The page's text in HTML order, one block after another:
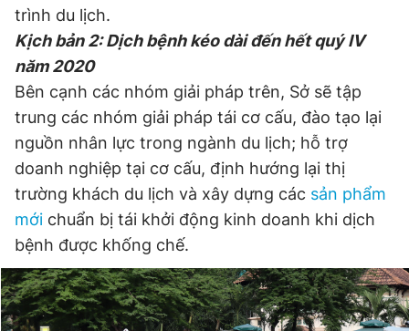
trình du lịch.
Kịch bản 2: Dịch bệnh kéo dài đến hết quý IV
năm 2020
Bên cạnh các nhóm giải pháp trên, Sở sẽ tập
trung các nhóm giải pháp tái cơ cấu, đào tạo lại
nguồn nhân lực trong ngành du lịch; hỗ trợ
doanh nghiệp tại cơ cấu, định hướng lại thị
trường khách du lịch và xây dựng các sản phẩm
mới chuẩn bị tái khởi động kinh doanh khi dịch
bệnh được khống chế.